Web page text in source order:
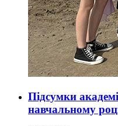
Підсумки
навчальному